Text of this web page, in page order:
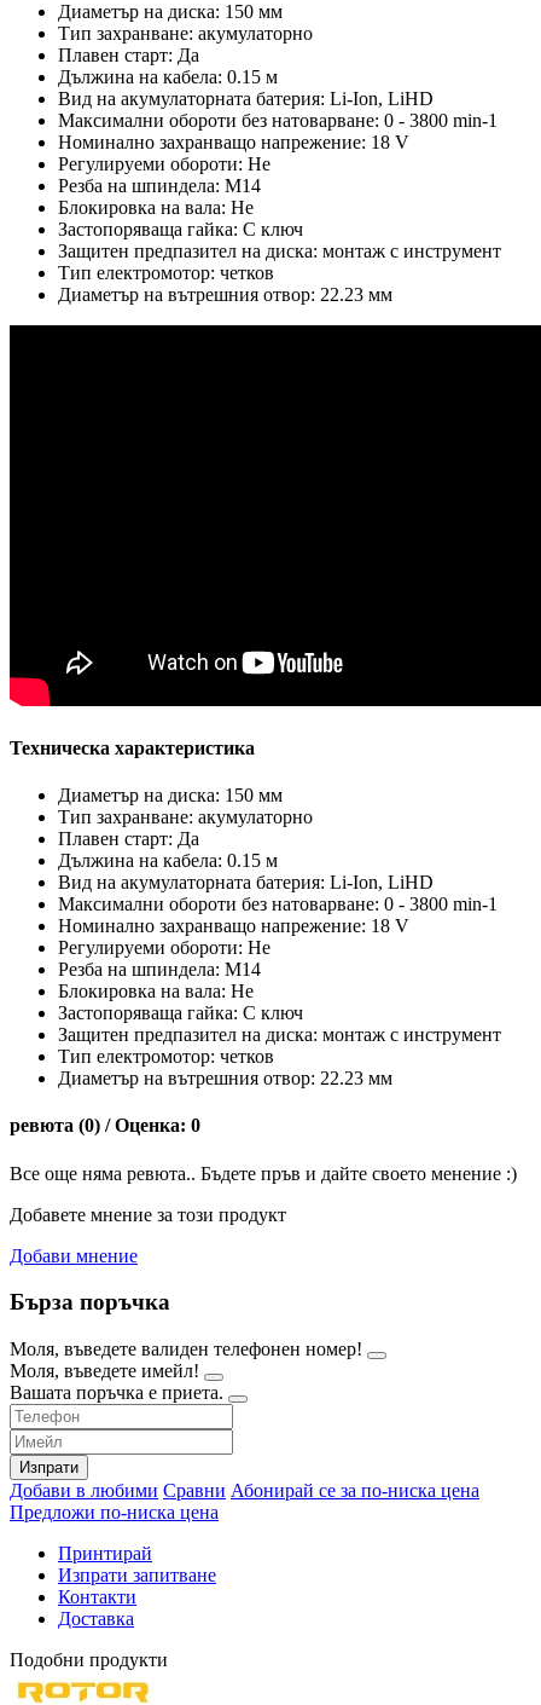
Диаметър на диска: 150 мм
Тип захранване: акумулаторно
Плавен старт: Да
Дължина на кабела: 0.15 м
Вид на акумулаторната батерия: Li-Ion, LiHD
Максимални обороти без натоварване: 0 - 3800 min-1
Номинално захранващо напрежение: 18 V
Регулируеми обороти: Не
Резба на шпиндела: M14
Блокировка на вала: Не
Застопоряваща гайка: С ключ
Защитен предпазител на диска: монтаж с инструмент
Тип електромотор: четков
Диаметър на вътрешния отвор: 22.23 мм
Техническа характеристика
Диаметър на диска: 150 мм
Тип захранване: акумулаторно
Плавен старт: Да
Дължина на кабела: 0.15 м
Вид на акумулаторната батерия: Li-Ion, LiHD
Максимални обороти без натоварване: 0 - 3800 min-1
Номинално захранващо напрежение: 18 V
Регулируеми обороти: Не
Резба на шпиндела: M14
Блокировка на вала: Не
Застопоряваща гайка: С ключ
Защитен предпазител на диска: монтаж с инструмент
Тип електромотор: четков
Диаметър на вътрешния отвор: 22.23 мм
ревюта (0) / Оценка: 0
Все още няма ревюта.. Бъдете пръв и дайте своето менение :)
Добавете мнение за този продукт
Добави мнение
Бърза поръчка
Моля, въведете валиден телефонен номер!
Моля, въведете имейл!
Вашата поръчка е приета.
Изпрати
Добави в любими Сравни Абонирай се за по-ниска цена
Предложи по-ниска цена
Принтирай
Изпрати запитване
Контакти
Доставка
Подобни продукти